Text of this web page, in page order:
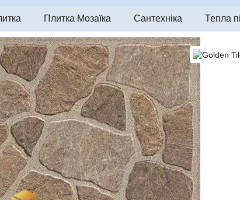
Плитка Мозаїка Сантехніка Тепла